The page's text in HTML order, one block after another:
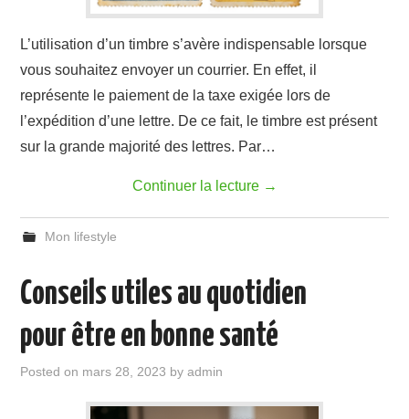
L’utilisation d’un timbre s’avère indispensable lorsque
vous souhaitez envoyer un courrier. En effet, il
représente le paiement de la taxe exigée lors de
l’expédition d’une lettre. De ce fait, le timbre est présent
sur la grande majorité des lettres. Par…
Continuer la lecture →
Mon lifestyle
Conseils utiles au quotidien
pour être en bonne santé
Posted on mars 28, 2023 byadmin